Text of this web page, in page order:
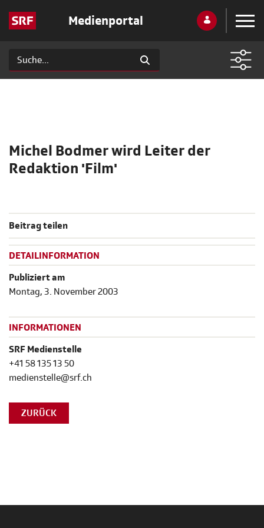
Medienportal
Michel Bodmer wird Leiter der
Redaktion 'Film'
Beitrag teilen
DETAILINFORMATION
Publiziert am
Montag, 3. November 2003
INFORMATIONEN
SRF Medienstelle
+41 58 135 13 50
medienstelle@srf.ch
ZURÜCK